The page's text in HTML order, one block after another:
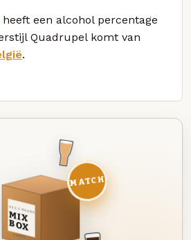
heeft een alcohol percentage
Quadrupel komt van
.
DEZE MAAND
MIX
BOX
8 BIEREN
MATCH